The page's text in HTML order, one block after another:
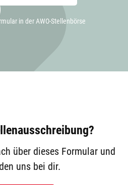
in der AWO-Stellenbörse
über dieses Formular und
uns bei dir.